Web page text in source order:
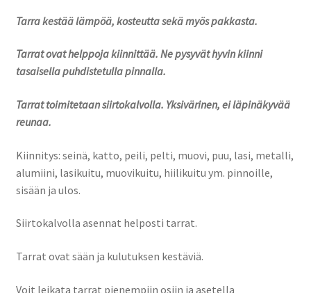
Tarra kestää lämpöä, kosteutta sekä myös pakkasta.
Tarrat ovat helppoja kiinnittää. Ne pysyvät hyvin kiinni
tasaisella puhdistetulla pinnalla.
Tarrat toimitetaan siirtokalvolla. Yksivärinen, ei läpinäkyvää
reunaa.
Kiinnitys: seinä, katto, peili, pelti, muovi, puu, lasi, metalli,
alumiini, lasikuitu, muovikuitu, hiilikuitu ym. pinnoille,
sisään ja ulos.
Siirtokalvolla asennat helposti tarrat.
Tarrat ovat sään ja kulutuksen kestäviä.
Voit leikata tarrat pienempiin osiin ja asetella